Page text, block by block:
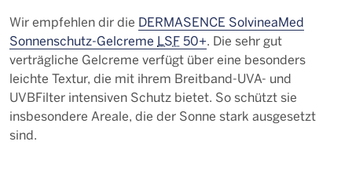
Wir empfehlen dir die DERMASENCE SolvineaMed
Sonnenschutz-Gelcreme LSF50+. Die sehr gut
verträgliche Gelcreme verfügt über eine besonders
leichte Textur, die mit ihrem Breitband-UVA- und
UVBFilter intensiven Schutz bietet. So schützt sie
insbesondere Areale, die der Sonne stark ausgesetzt
sind.